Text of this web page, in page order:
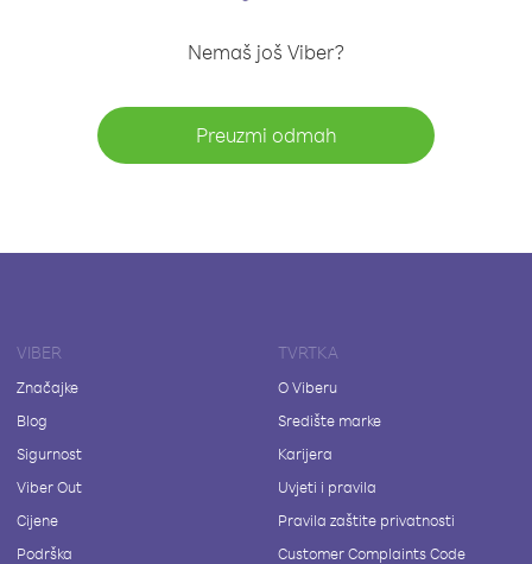
Nemaš još Viber?
Preuzmi odmah
VIBER
Značajke
Blog
Sigurnost
Viber Out
Cijene
Podrška
TVRTKA
O Viberu
Središte marke
Karijera
Uvjeti i pravila
Pravila zaštite privatnosti
Customer Complaints Code